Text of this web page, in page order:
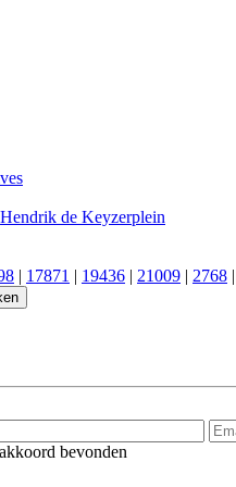
Hendrik de Keyzerplein
17871 19436 21009 2768
bevonden